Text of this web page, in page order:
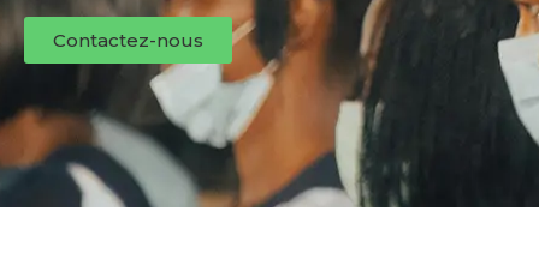
Contactez-nous